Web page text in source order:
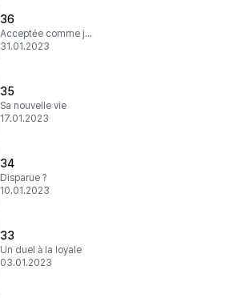
36
Acceptée comme je suis
31.01.2023
35
Sa nouvelle vie
17.01.2023
34
Disparue ?
10.01.2023
33
Un duel à la loyale
03.01.2023